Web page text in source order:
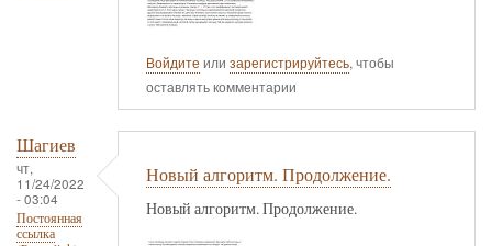
Войдите или зарегистрируйтесь, чтобы
оставлять комментарии
Шагиев
чт,
11/24/2022
- 03:04
Постоянная
ссылка
Новый алгоритм. Продолжение.
Новый алгоритм. Продолжение.